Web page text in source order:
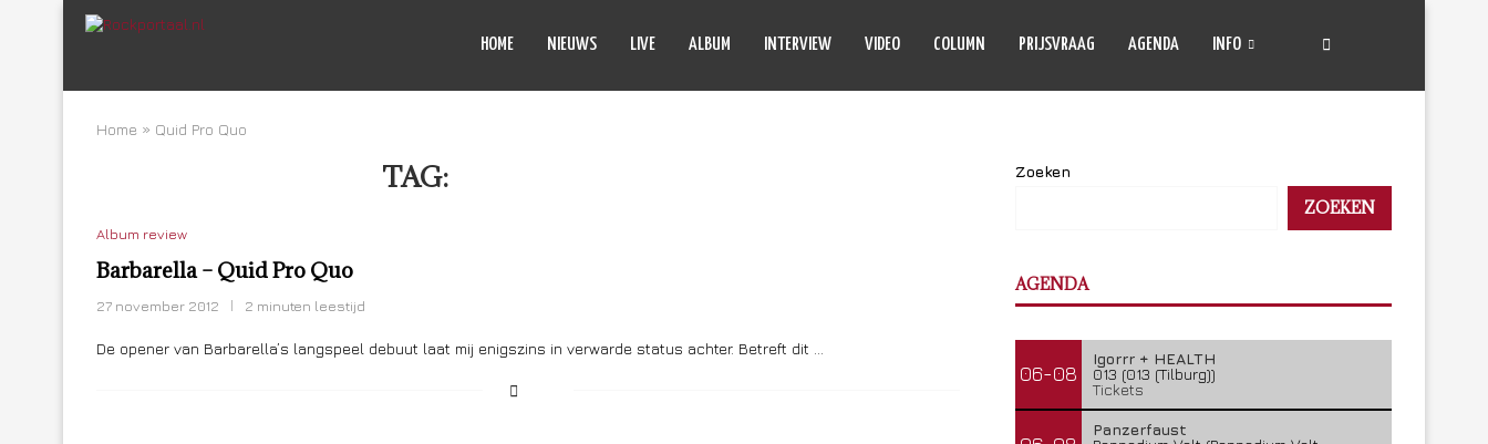
HOME NIEUWS LIVE ALBUM INTERVIEW VIDEO COLUMN PRIJSVRAAG AGENDA INFO
Home » Quid Pro Quo
TAG:
Album review
Barbarella – Quid Pro Quo
27 november 2012 2 minuten leestijd
De opener van Barbarella’s langspeel debuut laat mij enigszins in verwarde status achter. Betreft dit …
Zoeken
ZOEKEN
AGENDA
06-08
Igorrr + HEALTH
013 (013 (Tilburg))
Tickets
Panzerfaust